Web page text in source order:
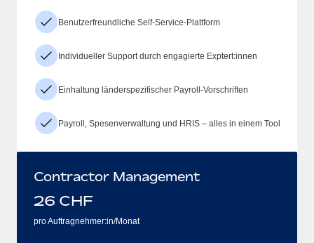
Benutzerfreundliche Self-Service-Plattform
Individueller Support durch engagierte Exptert:innen
Einhaltung länderspezifischer Payroll-Vorschriften
Payroll, Spesenverwaltung und HRIS – alles in einem Tool
Contractor Management
26 CHF
pro Auftragnehmer:in/Monat